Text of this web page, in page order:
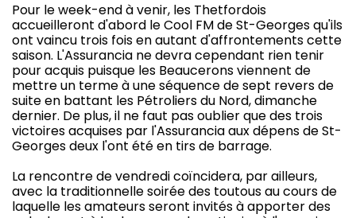
Pour le week-end à venir, les Thetfordois
accueilleront d'abord le Cool FM de St-Georges qu'ils
ont vaincu trois fois en autant d'affrontements cette
saison. L'Assurancia ne devra cependant rien tenir
pour acquis puisque les Beaucerons viennent de
mettre un terme à une séquence de sept revers de
suite en battant les Pétroliers du Nord, dimanche
dernier. De plus, il ne faut pas oublier que des trois
victoires acquises par l'Assurancia aux dépens de St-
Georges deux l'ont été en tirs de barrage.
La rencontre de vendredi coïncidera, par ailleurs,
avec la traditionnelle soirée des toutous au cours de
laquelle les amateurs seront invités à apporter des